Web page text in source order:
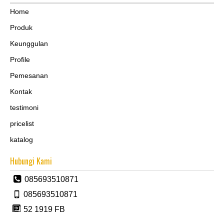
Home
Produk
Keunggulan
Profile
Pemesanan
Kontak
testimoni
pricelist
katalog
Hubungi Kami
085693510871
085693510871
52 1919 FB